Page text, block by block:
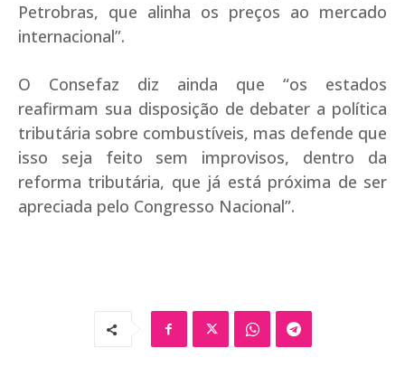
Petrobras, que alinha os preços ao mercado
internacional”.
O Consefaz diz ainda que “os estados
reafirmam sua disposição de debater a política
tributária sobre combustíveis, mas defende que
isso seja feito sem improvisos, dentro da
reforma tributária, que já está próxima de ser
apreciada pelo Congresso Nacional”.